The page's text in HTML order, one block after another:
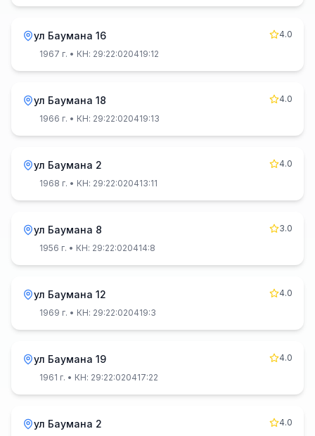
ул Баумана 16
4.0
1967 г. • КН: 29:22:020419:12
ул Баумана 18
4.0
1966 г. • КН: 29:22:020419:13
ул Баумана 2
4.0
1968 г. • КН: 29:22:020413:11
ул Баумана 8
3.0
1956 г. • КН: 29:22:020414:8
ул Баумана 12
4.0
1969 г. • КН: 29:22:020419:3
ул Баумана 19
4.0
1961 г. • КН: 29:22:020417:22
ул Баумана 2
4.0